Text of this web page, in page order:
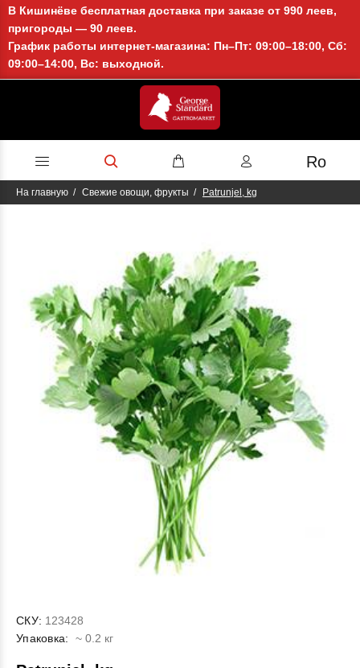
В Кишинёве бесплатная доставка при заказе от 990 леев,
пригороды — 90 леев.
График работы интернет-магазина: Пн–Пт: 09:00–18:00, Сб:
09:00–14:00, Вс: выходной.
Ro
На главную Свежие овощи, фрукты Patrunjel, kg
СКУ: 123428
Упаковка: ~ 0.2 кг